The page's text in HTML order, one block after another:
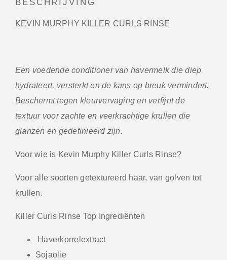
BESCHRIJVING
KEVIN MURPHY KILLER CURLS RINSE
Een voedende conditioner van havermelk die diep
hydrateert, versterkt en de kans op breuk vermindert.
Beschermt tegen kleurvervaging en verfijnt de
textuur voor zachte en veerkrachtige krullen die
glanzen en gedefinieerd zijn.
Voor wie is Kevin Murphy Killer Curls Rinse?
Voor alle soorten getextureerd haar, van golven tot
krullen.
Killer Curls Rinse Top Ingrediënten
Haverkorrelextract
Sojaolie